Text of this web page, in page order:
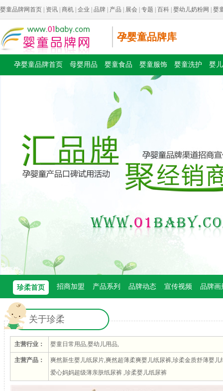
婴童品牌网首页 资讯 商机 企业 品牌 产品 展会 专题 百科 婴幼儿奶粉网 婴
孕婴童品牌库
孕婴童品牌首页 母婴用品 婴童食品 婴童服饰 婴童洗护 婴
珍柔首页 招商加盟 产品系列 品牌动态 宣传视频 品牌画
关于珍柔
主营行业： 婴童日常用品,婴幼儿用品,
主营产品：
爽然新生婴儿纸尿片,爽然超薄柔爽婴儿纸尿裤,珍柔金质舒薄婴
爱心妈妈超级薄亲肤纸尿裤 ,珍柔婴儿纸尿裤